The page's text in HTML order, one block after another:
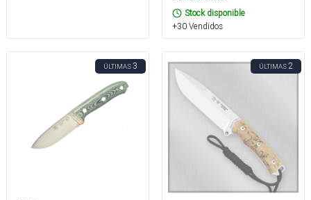
Stock disponible
+30 Vendidos
ÚLTIMAS3 ÚLTIMAS2